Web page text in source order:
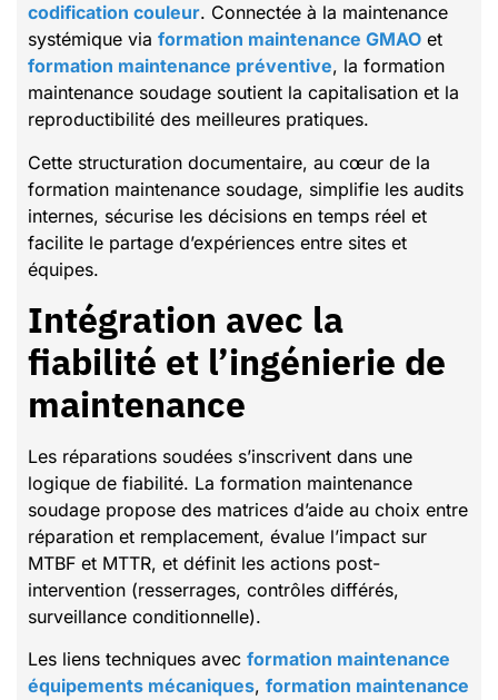
codification couleur. Connectée à la maintenance
systémique via formation maintenance GMAO et
formation maintenance préventive, la formation
maintenance soudage soutient la capitalisation et la
reproductibilité des meilleures pratiques.
Cette structuration documentaire, au cœur de la
formation maintenance soudage, simplifie les audits
internes, sécurise les décisions en temps réel et
facilite le partage d’expériences entre sites et
équipes.
Intégration avec la
fiabilité et l’ingénierie de
maintenance
Les réparations soudées s’inscrivent dans une
logique de fiabilité. La formation maintenance
soudage propose des matrices d’aide au choix entre
réparation et remplacement, évalue l’impact sur
MTBF et MTTR, et définit les actions post-
intervention (resserrages, contrôles différés,
surveillance conditionnelle).
Les liens techniques avec formation maintenance
équipements mécaniques, formation maintenance